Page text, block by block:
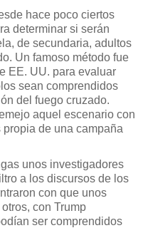
hace poco ciertos
determinar si serán
de secundaria, adultos
Un famoso método fue
EE. UU. para evaluar
sean comprendidos
del fuego cruzado.
aquel escenario con
de una campaña
unos investigadores
a los discursos de los
con que unos
con Trump
ser comprendidos